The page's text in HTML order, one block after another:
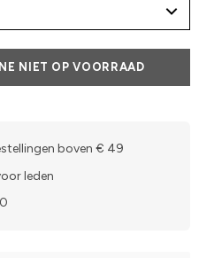
NIET OP VOORRAAD
boven € 49
leden